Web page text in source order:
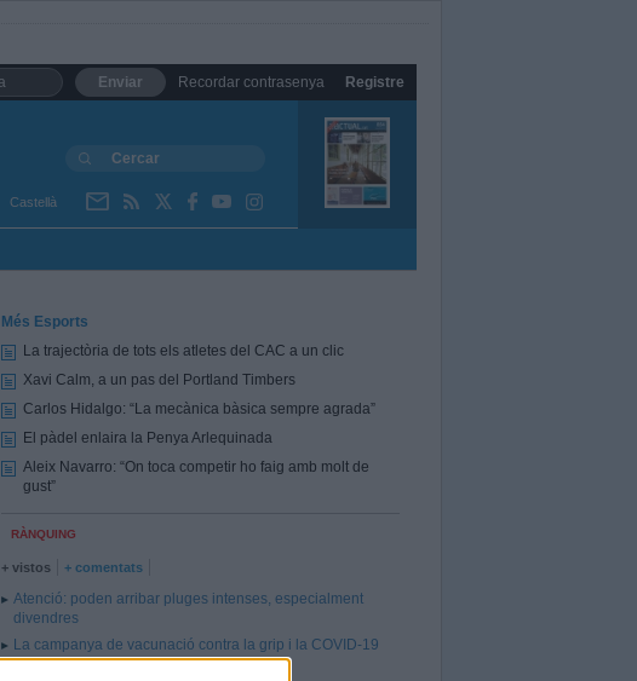
Recordar contrasenya Registre
Enviar
Castellà
Més Esports
La trajectòria de tots els atletes del CAC a un clic
Xavi Calm, a un pas del Portland Timbers
Carlos Hidalgo: “La mecànica bàsica sempre agrada”
El pàdel enlaira la Penya Arlequinada
Aleix Navarro: “On toca competir ho faig amb molt de
gust”
RÀNQUING
+ vistos + comentats
Atenció: poden arribar pluges intenses, especialment
divendres
La campanya de vacunació contra la grip i la COVID-19
començarà el 5 d’octubre